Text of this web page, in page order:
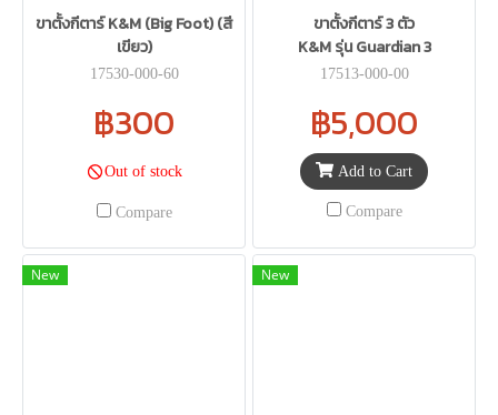
ขาตั้งกีตาร์ K&M (Big Foot) (สี
เขียว)
17530-000-60
฿300
Out of stock
Compare
ขาตั้งกีตาร์ 3 ตัว
K&M รุ่น Guardian 3
17513-000-00
฿5,000
Add to Cart
Compare
New New